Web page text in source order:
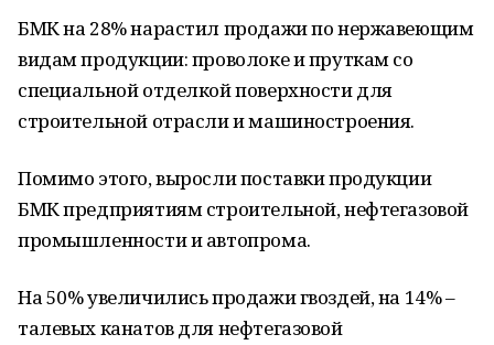
БМК на 28% нарастил продажи по нержавеющим
видам продукции: проволоке и пруткам со
специальной отделкой поверхности для
строительной отрасли и машиностроения.
Помимо этого, выросли поставки продукции
БМК предприятиям строительной, нефтегазовой
промышленности и автопрома.
На 50% увеличились продажи гвоздей, на 14% –
талевых канатов для нефтегазовой